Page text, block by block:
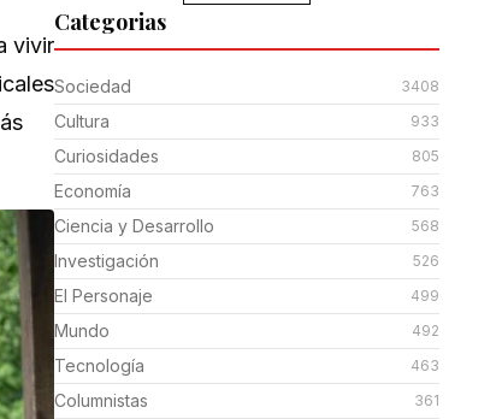
vivir
Categorias
Sociedad 3408
Cultura 933
Curiosidades 805
Economía 763
Ciencia y Desarrollo 568
Investigación 526
El Personaje 499
Mundo 492
Tecnología 463
Columnistas 361